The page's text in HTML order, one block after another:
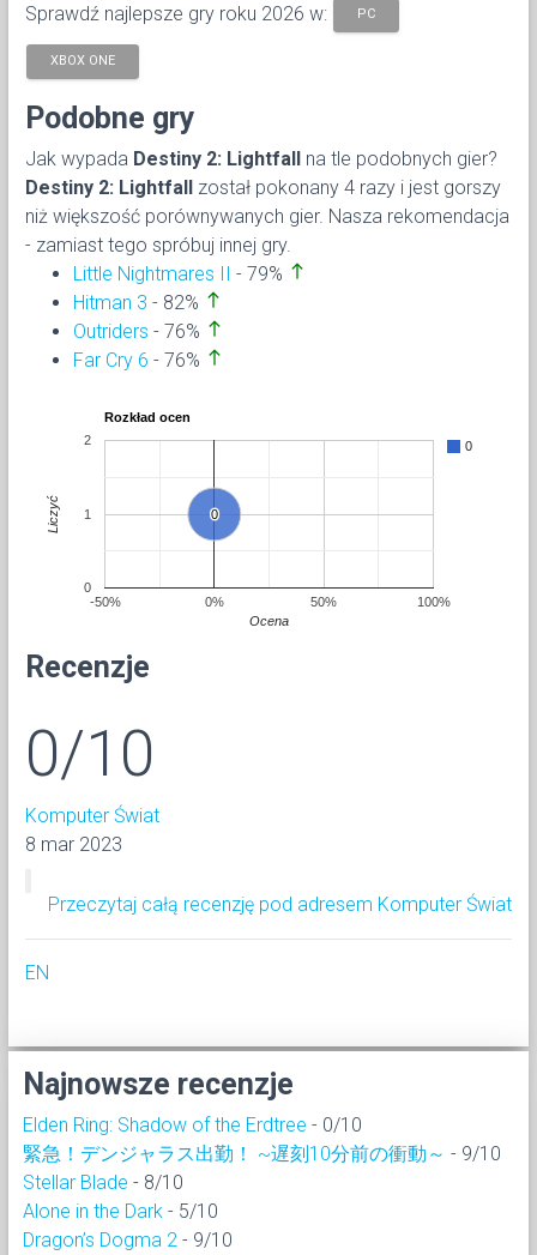
Sprawdź najlepsze gry roku 2026 w: PC
XBOX ONE
Podobne gry
Jak wypada Destiny 2: Lightfall na tle podobnych gier?
Destiny 2: Lightfall został pokonany 4 razy i jest gorszy
niż większość porównywanych gier. Nasza rekomendacja
- zamiast tego spróbuj innej gry.
Little Nightmares II - 79% north
Hitman 3 - 82% north
Outriders - 76% north
Far Cry 6 - 76% north
Rozkład ocen
0
0
0
-50% 0% 50% 100%
0
1
2
Ocena
Liczyć
Recenzje
0/10
Komputer Świat
8 mar 2023
Przeczytaj całą recenzję pod adresem Komputer Świat
EN
Najnowsze recenzje
Elden Ring: Shadow of the Erdtree - 0/10
緊急！デンジャラス出勤！ ~遅刻10分前の衝動～ - 9/10
Stellar Blade - 8/10
Alone in the Dark - 5/10
Dragon’s Dogma 2 - 9/10